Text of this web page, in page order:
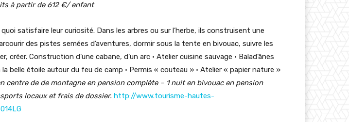
à partir de 612 €/ enfant
satisfaire leur curiosité. Dans les arbres ou sur l’herbe, ils construisent une
des pistes semées d’aventures, dormir sous la tente en bivouac, suivre les
Construction d’une cabane, d’un arc • Atelier cuisine sauvage • Balad’ânes
belle étoile autour du feu de camp • Permis « couteau » • Atelier « papier nature »
centre dedemontagne en pension complète – 1 nuit en bivouac en pension
locaux et frais de dossier. http://www.tourisme-hautes-